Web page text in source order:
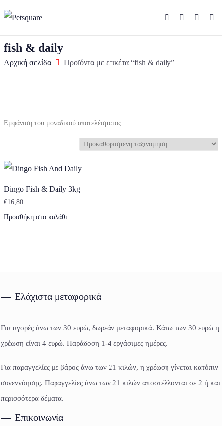
fish & daily
Αρχική σελίδα Προϊόντα με ετικέτα “fish & daily”
Εμφάνιση του μοναδικού αποτελέσματος
Dingo Fish & Daily 3kg
€16,80
Προσθήκη στο καλάθι
Ελάχιστα μεταφορικά
Για αγορές άνω των 30 ευρώ, δωρεάν μεταφορικά. Κάτω των 30 ευρώ η
χρέωση είναι 4 ευρώ. Παράδοση 1-4 εργάσιμες ημέρες.
Για παραγγελίες με βάρος άνω των 21 κιλών, η χρέωση γίνεται κατόπιν
συνεννόησης. Παραγγελίες άνω των 21 κιλών αποστέλλονται σε 2 ή και
περισσότερα δέματα.
Επικοινωνία